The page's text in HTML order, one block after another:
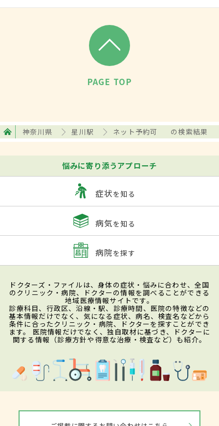
PAGE TOP
神奈川県 星川駅 ネット予約可 の検索結果
悩みに寄り添うアプローチ
症状を知る
病気を知る
病院を探す
ドクターズ・ファイルは、身体の症状・悩みに合わせ、全国
のクリニック・病院、ドクターの情報を調べることができる
地域医療情報サイトです。
診療科目、行政区、沿線・駅、診療時間、医院の特徴などの
基本情報だけでなく、気になる症状、病名、検査名などから
条件に合ったクリニック・病院、ドクターを探すことができ
ます。 医院情報だけでなく、独自取材に基づき、ドクターに
関する情報（診療方針や得意な治療・検査など）も紹介。